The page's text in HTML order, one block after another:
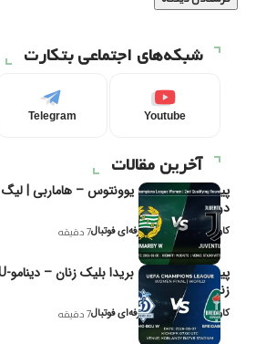
شبکه‌های اجتماعی بتکارت
Youtube
Telegram
آخرین مقالات
پیش‌بینی و تحلیل یوونتوس – هاماربی | لیگ
دوم مرحله
کاوه نیک‌فر، تحلیل‌گر حرفه‌ای فوتبال7 دقیقه
زنان یوفا
کاوه نیک‌فر، تحلیل‌گر حرفه‌ای فوتبال7 دقیقه